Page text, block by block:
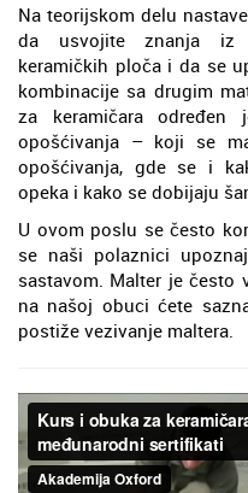
Na teorijskom delu
da usvojite znanja iz
keramičkih ploča i da se
kombinacije sa drugim
za keramičara
opošćivanja – koji se
opošćivanja, gde se i
opeka i kako se dobijaju
U ovom poslu se često
se naši polaznici
sastavom. Malter je
na našoj obuci ćete
postiže vezivanje maltera.